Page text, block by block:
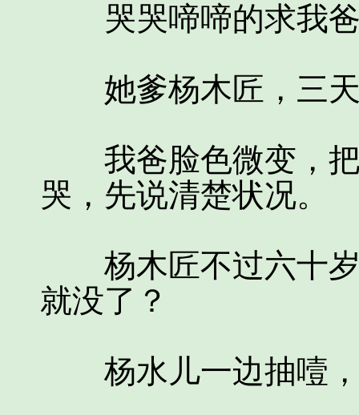
哭哭啼啼的求我爸
她爹杨木匠，三天
我爸脸色微变，把
哭，先说清楚状况。
杨木匠不过六十岁
就没了？
杨水儿一边抽噎，